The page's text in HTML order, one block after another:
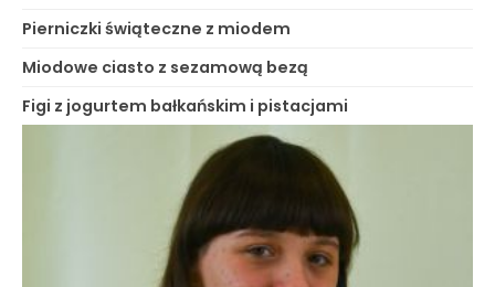
Pierniczki świąteczne z miodem
Miodowe ciasto z sezamową bezą
Figi z jogurtem bałkańskim i pistacjami